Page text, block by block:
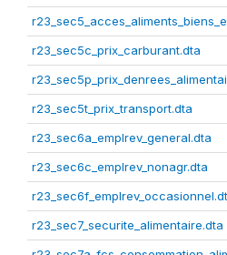
r23_sec5c_prix_carburant.dta
r23_sec5t_prix_transport.dta
r23_sec6a_emplrev_general.dta
r23_sec6c_emplrev_nonagr.dta
r23_sec7_securite_alimentaire.dta